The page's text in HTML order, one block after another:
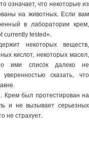
означает, что некоторые из
на животных. Если вам
в лаборатории крем,
currently tested».
некоторых веществ,
кислот, некоторых масел,
ими список далеко не
сказать, что
Крем был протестирован на
и не вызывает серьезных
не страхует.